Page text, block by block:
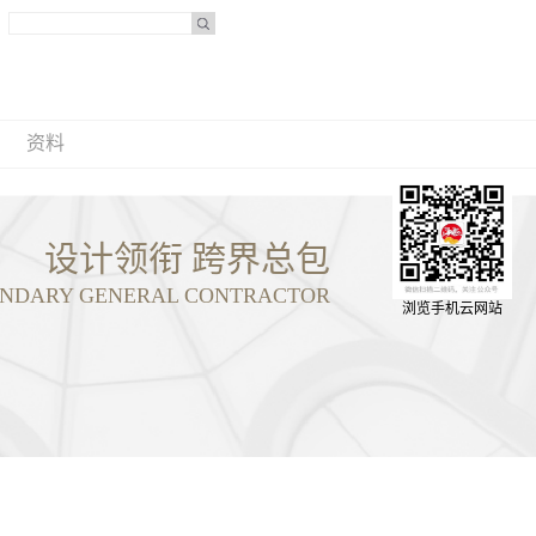
资料
设计领衔 跨界总包
GENERAL CONTRACTOR
浏览手机云网站